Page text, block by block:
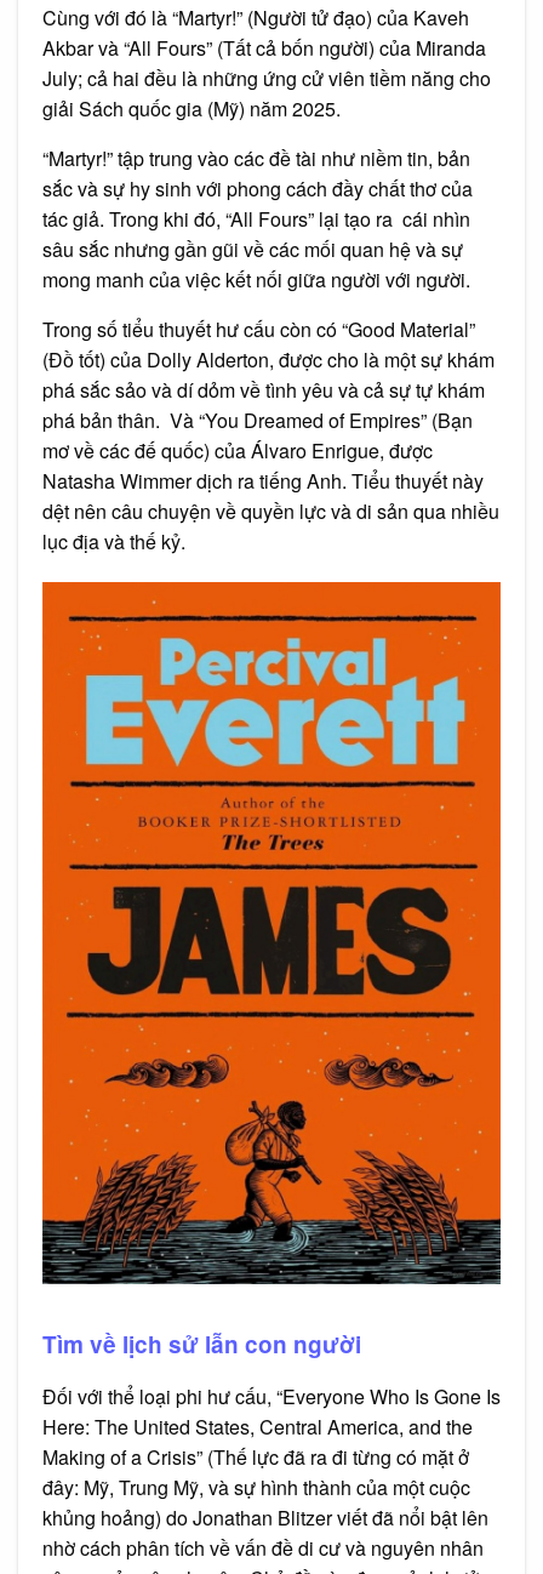
Cùng với đó là “Martyr!” (Người tử đạo) của Kaveh
Akbar và “All Fours” (Tất cả bốn người) của Miranda
July; cả hai đều là những ứng cử viên tiềm năng cho
giải Sách quốc gia (Mỹ) năm 2025.
“Martyr!” tập trung vào các đề tài như niềm tin, bản
sắc và sự hy sinh với phong cách đầy chất thơ của
tác giả. Trong khi đó, “All Fours” lại tạo ra cái nhìn
sâu sắc nhưng gần gũi về các mối quan hệ và sự
mong manh của việc kết nối giữa người với người.
Trong số tiểu thuyết hư cấu còn có “Good Material”
(Đồ tốt) của Dolly Alderton, được cho là một sự khám
phá sắc sảo và dí dỏm về tình yêu và cả sự tự khám
phá bản thân. Và “You Dreamed of Empires” (Bạn
mơ về các đế quốc) của Álvaro Enrigue, được
Natasha Wimmer dịch ra tiếng Anh. Tiểu thuyết này
dệt nên câu chuyện về quyền lực và di sản qua nhiều
lục địa và thế kỷ.
Tìm về lịch sử lẫn con người
Đối với thể loại phi hư cấu, “Everyone Who Is Gone Is
Here: The United States, Central America, and the
Making of a Crisis” (Thế lực đã ra đi từng có mặt ở
đây: Mỹ, Trung Mỹ, và sự hình thành của một cuộc
khủng hoảng) do Jonathan Blitzer viết đã nổi bật lên
nhờ cách phân tích về vấn đề di cư và nguyên nhân